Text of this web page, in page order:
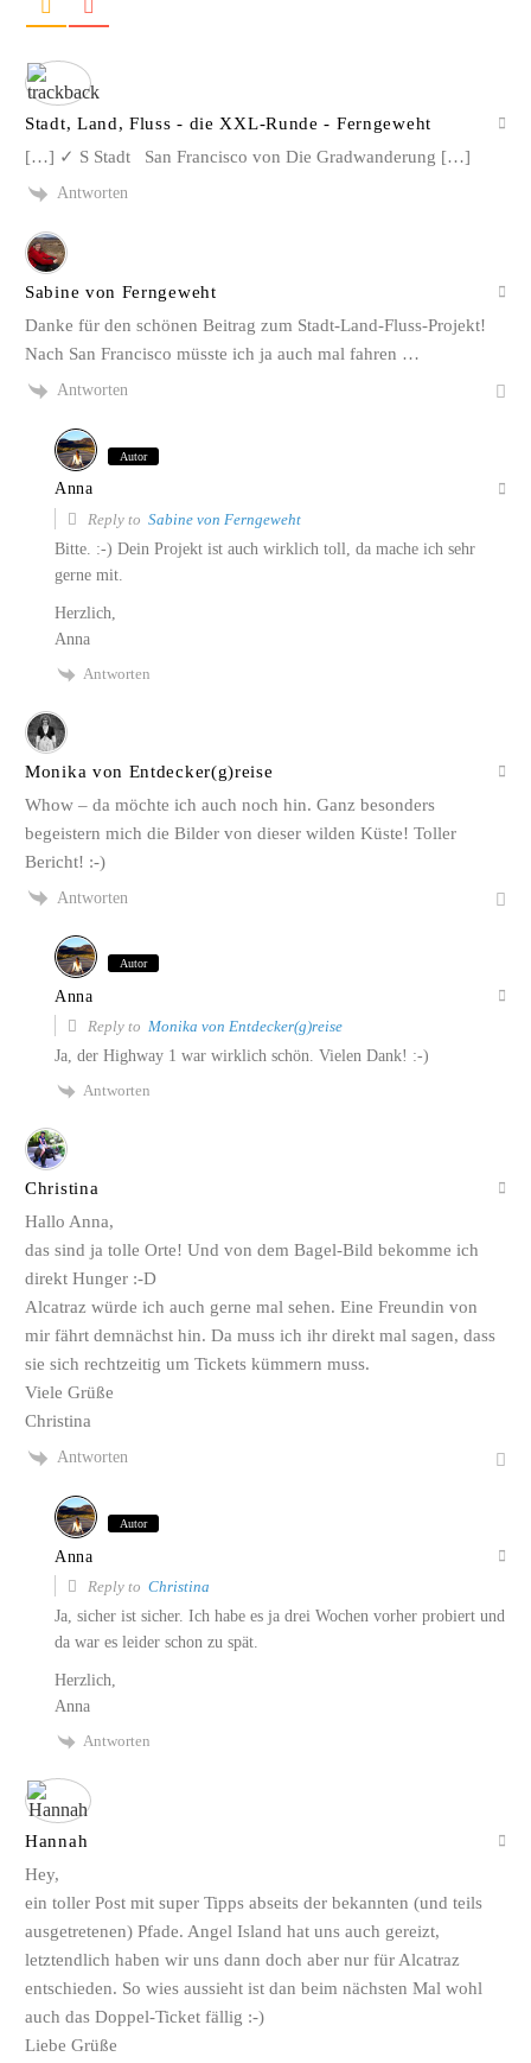
Stadt, Land, Fluss - die XXL-Runde - Ferngeweht
[…] ✓ S Stadt San Francisco von Die Gradwanderung […]
Antworten
Sabine von Ferngeweht
Danke für den schönen Beitrag zum Stadt-Land-Fluss-Projekt!
Nach San Francisco müsste ich ja auch mal fahren …
Antworten
Autor
Anna
Reply to Sabine von Ferngeweht
Bitte. :-) Dein Projekt ist auch wirklich toll, da mache ich sehr
gerne mit.
Herzlich,
Anna
Antworten
Monika von Entdecker(g)reise
Whow – da möchte ich auch noch hin. Ganz besonders
begeistern mich die Bilder von dieser wilden Küste! Toller
Bericht! :-)
Antworten
Autor
Anna
Reply to Monika von Entdecker(g)reise
Ja, der Highway 1 war wirklich schön. Vielen Dank! :-)
Antworten
Christina
Hallo Anna,
das sind ja tolle Orte! Und von dem Bagel-Bild bekomme ich
direkt Hunger :-D
Alcatraz würde ich auch gerne mal sehen. Eine Freundin von
mir fährt demnächst hin. Da muss ich ihr direkt mal sagen, dass
sie sich rechtzeitig um Tickets kümmern muss.
Viele Grüße
Christina
Antworten
Autor
Anna
Reply to Christina
Ja, sicher ist sicher. Ich habe es ja drei Wochen vorher probiert und
da war es leider schon zu spät.
Herzlich,
Anna
Antworten
Hannah
Hey,
ein toller Post mit super Tipps abseits der bekannten (und teils
ausgetretenen) Pfade. Angel Island hat uns auch gereizt,
letztendlich haben wir uns dann doch aber nur für Alcatraz
entschieden. So wies aussieht ist dan beim nächsten Mal wohl
auch das Doppel-Ticket fällig :-)
Liebe Grüße